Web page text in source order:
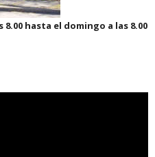
hasta el domingo a las 8.00